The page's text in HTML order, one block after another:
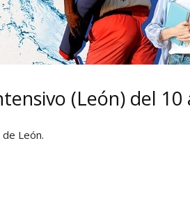
(León) del 10
León.